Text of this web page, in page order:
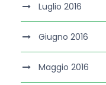
Luglio 2016
Giugno 2016
Maggio 2016